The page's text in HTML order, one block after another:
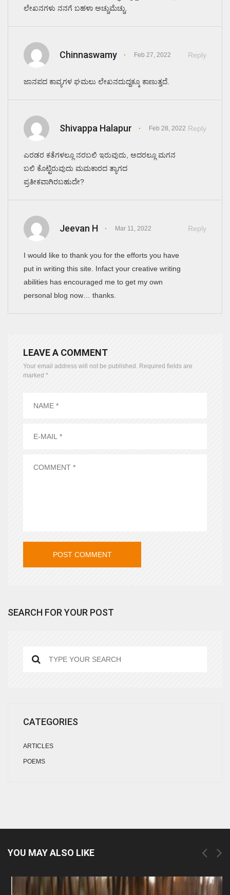
ಲೇಖನಗಳು ನನಗೆ ಬಹಳಾ ಅಚ್ಚುಮೆಚ್ಚು.
Chinnaswamy Feb 27, 2022 Reply
ಜಾನಪದ ಕಾವ್ಯಗಳ ಘಮಲು ಲೇಖನದುದ್ದಕ್ಕೂ ಕಾಣುತ್ತದೆ.
Shivappa Halapur Feb 28, 2022 Reply
ಎರಡರ ಕತೆಗಳಲ್ಲೂ ನರಬಲಿ ಇರುವುದು, ಅದರಲ್ಲೂ ಮಗನ
ಬಲಿ ಕೊಟ್ಟಿರುವುದು ಮಮಕಾರದ ತ್ಯಾಗದ
ಪ್ರತೀಕವಾಗಿರಬಹುದೇ?
Jeevan H Mar 11, 2022 Reply
I would like to thank you for the efforts you have
put in writing this site. Infact your creative writing
abilities has encouraged me to get my own
personal blog now… thanks.
LEAVE A COMMENT
Your email address will not be published. Required fields are
marked *
SEARCH FOR YOUR POST
CATEGORIES
ARTICLES
POEMS
YOU MAY ALSO LIKE